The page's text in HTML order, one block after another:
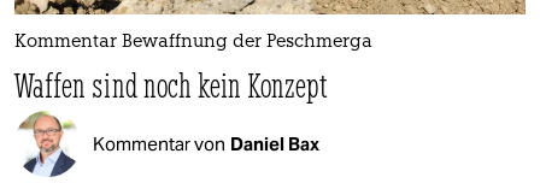
Kommentar Bewaffnung der Peschmerga
Waffen sind noch kein Konzept
Kommentar von Daniel Bax